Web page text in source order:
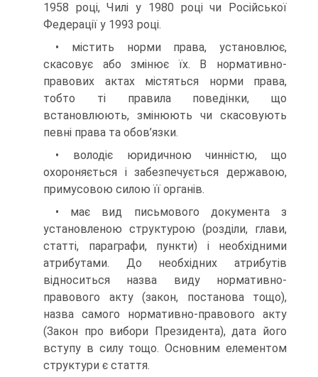
1958 році, Чилі у 1980 році чи Російської
Федерації у 1993 році.
• містить норми права, установлює,
скасовує або змінює їх. В нормативно-
правових актах містяться норми права,
тобто ті правила поведінки, що
встановлюють, змінюють чи скасовують
певні права та обов’язки.
• володіє юридичною чинністю, що
охороняється і забезпечується державою,
примусовою силою її органів.
• має вид письмового документа з
установленою структурою (розділи, глави,
статті, параграфи, пункти) і необхідними
атрибутами. До необхідних атрибутів
відноситься назва виду нормативно-
правового акту (закон, постанова тощо),
назва самого нормативно-правового акту
(Закон про вибори Президента), дата його
вступу в силу тощо. Основним елементом
структури є стаття.